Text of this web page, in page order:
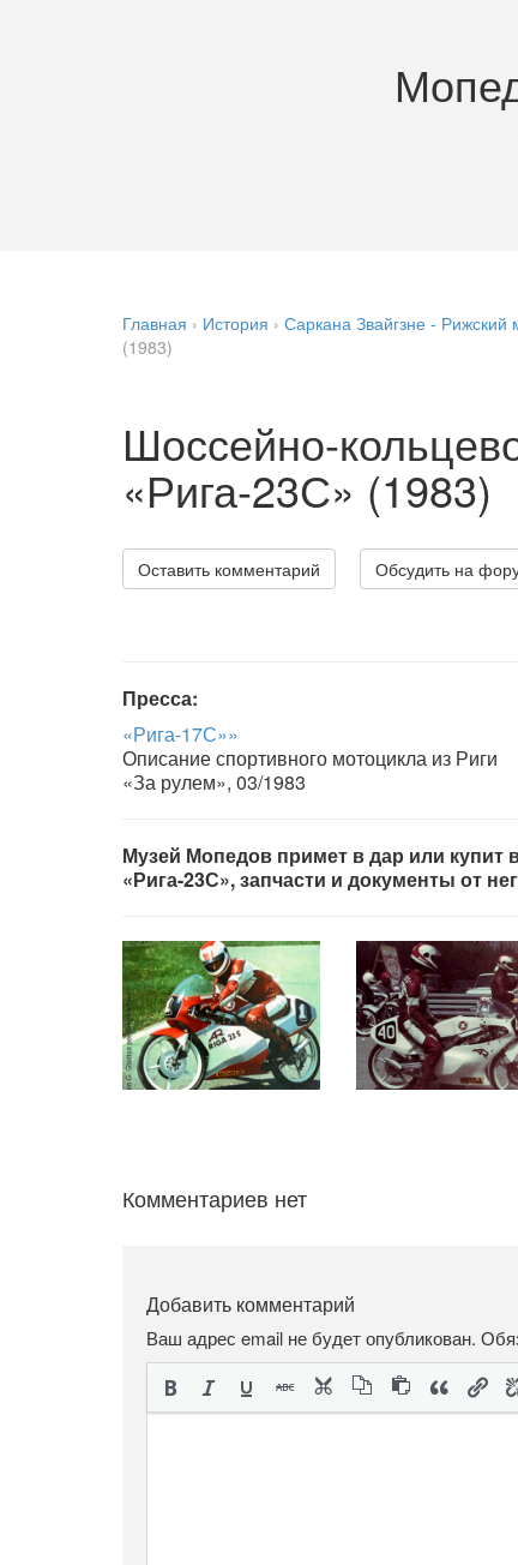
Главная › История › Саркана Звайгзне - Рижский
(1983)
Шоссейно-
«Рига-23С» (1983)
Оставить комментарий Обсудить на
Пресса:
«Рига-17С»»
Описание спортивного мотоцикла из Риги
«За рулем», 03/1983
Музей Мопедов примет в дар или
«Рига-23С», запчасти и документы от
Комментариев нет
Добавить комментарий
Ваш адрес email не будет опубликован.